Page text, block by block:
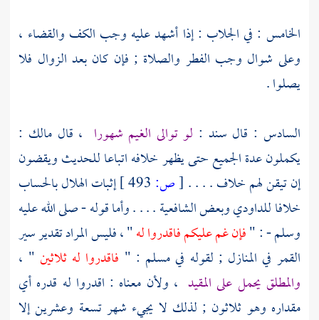
الخامس : في الجلاب : إذا أشهد عليه وجب الكف والقضاء ،
وعلى شوال وجب الفطر والصلاة ; فإن كان بعد الزوال فلا
يصلوا .
السادس : قال سند : لو توالى الغيم شهورا ، قالمالك :
يكملون عدة الجميع حتى يظهر خلافه اتباعا للحديث ويقضون
إن تيقن لهم خلاف . . . . [ص:
إثبات الهلال بالحساب
خلافاللداوديوبعض الشافعية . . . . وأما قوله - صلى الله عليه
وسلم - : "فإن غم عليكم فاقدروا له" ، فليس المراد تقدير سير
القمر في المنازل ; لقوله فيمسلم : " فاقدروا له ثلاثين " ،
والمطلق يحمل على المقيد ، ولأن معناه : اقدروا له قدره أي
مقداره وهو ثلاثون ; لذلك لا يجيء شهر تسعة وعشرين إلا